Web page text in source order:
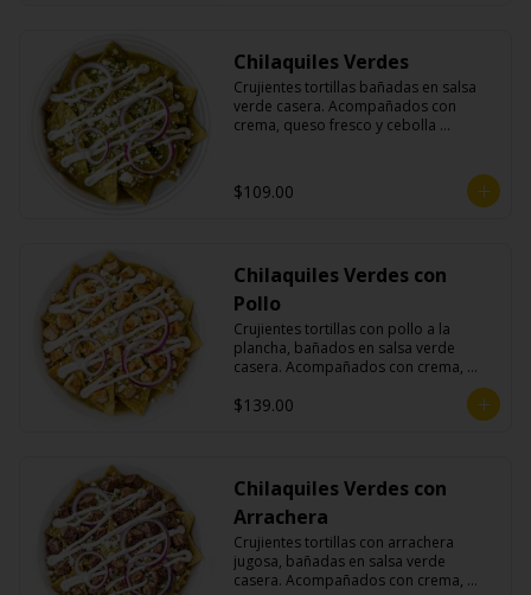
Chilaquiles Verdes
Crujientes tortillas bañadas en salsa
verde casera. Acompañados con
crema, queso fresco y cebolla
$109.00
Chilaquiles Verdes con
Pollo
Crujientes tortillas con pollo a la
plancha, bañados en salsa verde
casera. Acompañados con crema,
$139.00
Chilaquiles Verdes con
Arrachera
Crujientes tortillas con arrachera
jugosa, bañadas en salsa verde
casera. Acompañados con crema,